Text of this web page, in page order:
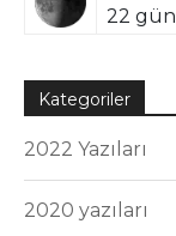
22
Kategoriler
2022 Yazıları
2020 yazıları